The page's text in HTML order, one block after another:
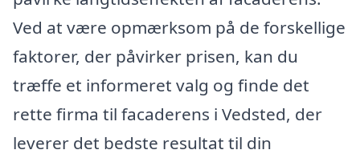
Ved at være opmærksom på de forskellige
faktorer, der påvirker prisen, kan du
træffe et informeret valg og finde det
rette firma til facaderens i Vedsted, der
leverer det bedste resultat til din